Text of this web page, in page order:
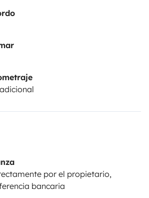
por el propietario,
bancaria